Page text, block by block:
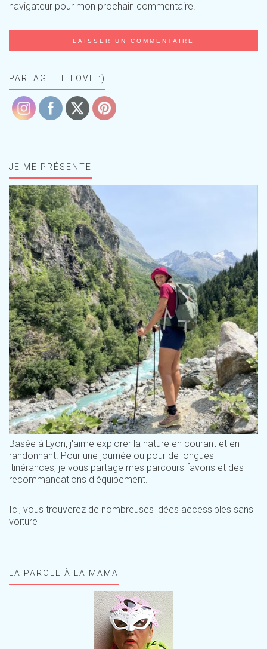
navigateur pour mon prochain commentaire.
PARTAGE LE LOVE :)
JE ME PRÉSENTE
Basée à Lyon, j'aime explorer la nature en courant et en
randonnant. Pour une journée ou pour de longues
itinérances, je vous partage mes parcours favoris et des
recommandations d'équipement.
Ici, vous trouverez de nombreuses idées accessibles sans
voiture
LA PAROLE À LA MAMA